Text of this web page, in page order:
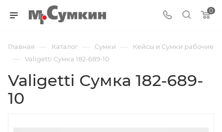
0
Главная — Каталог — Cумки — Кейсы и Сумки рабочие
— Valigetti Сумка 182-689-10
Valigetti Сумка 182-689-
10